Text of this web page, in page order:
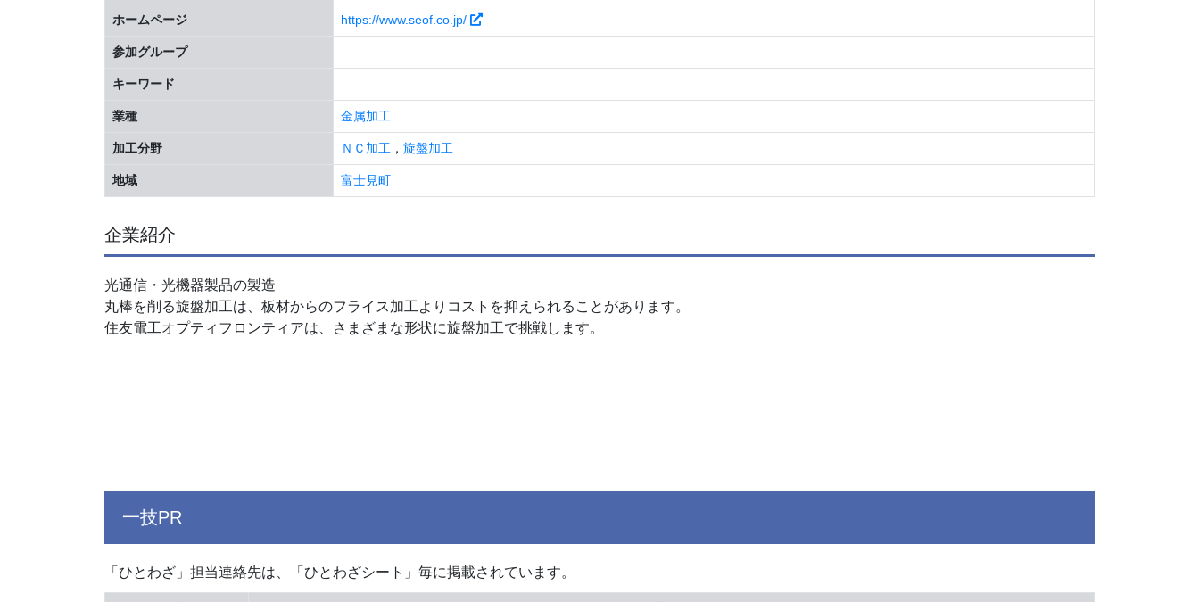
ホームページ https://www.seof.co.jp/
参加グループ
キーワード
業種 金属加工
加工分野 ＮＣ加工 ， 旋盤加工
地域 富士見町
企業紹介
光通信・光機器製品の製造
丸棒を削る旋盤加工は、板材からのフライス加工よりコストを抑えられることがあります。
住友電工オプティフロンティアは、さまざまな形状に旋盤加工で挑戦します。
一技PR
「ひとわざ」担当連絡先は、「ひとわざシート」毎に掲載されています。